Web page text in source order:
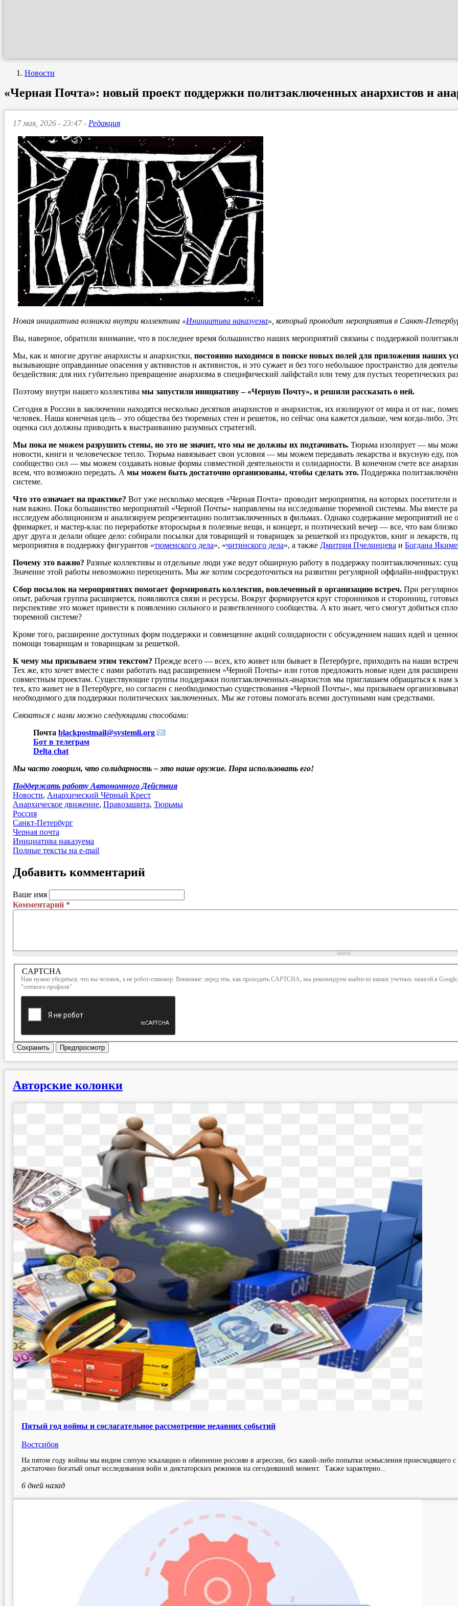
Новости
«Черная Почта»: новый проект поддержки политзаключенных анархистов и
17 мая, 2026 - 23:47 - Редакция
Новая инициатива возникла внутри коллектива «Инициатива наказуема», который проводит мероприятия в Санкт-
Вы, наверное, обратили внимание, что в последнее время большинство наших мероприятий связаны с поддержкой
Мы, как и многие другие анархисты и анархистки, постоянно находимся в поиске новых полей для приложения наших
вызывающие оправданные опасения у активистов и активисток, и это сужает и без того небольшое пространство для
бездействия: для них губительно превращение анархизма в специфический лайфстайл или тему для пустых теоретических
Поэтому внутри нашего коллектива мы запустили инициативу – «Черную Почту», и решили рассказать о ней.
Сегодня в России в заключении находятся несколько десятков анархистов и анархисток, их изолируют от мира и от нас,
человек. Наша конечная цель – это общества без тюремных стен и решеток, но сейчас она кажется дальше, чем когда-либо.
оценка сил должны приводить к выстраиванию разумных стратегий.
Мы пока не можем разрушить стены, но это не значит, что мы не должны их подтачивать. Тюрьма изолирует — мы
новости, книги и человеческое тепло. Тюрьма навязывает свои условия — мы можем передавать лекарства и вкусную еду,
сообщество сил — мы можем создавать новые формы совместной деятельности и солидарности. В конечном счете все
всем, что возможно передать. А мы можем быть достаточно организованы, чтобы сделать это. Поддержка
системе.
Что это означает на практике? Вот уже несколько месяцев «Черная Почта» проводит мероприятия, на которых посетители
нам важно. Пока большинство мероприятий «Черной Почты» направлены на исследование тюремной системы. Мы вместе
исследуем аболиционизм и анализируем репрезентацию политзаключенных в фильмах. Однако содержание мероприятий не
фримаркет, и мастер-клас по переработке второсырья в полезные вещи, и концерт, и поэтический вечер — все, что вам
друг друга и делали общее дело: собирали посылки для товарищей и товарищек за решеткой из продуктов, книг и лекарств,
мероприятия в поддержку фигурантов «тюменского дела», «читинского дела», а также Дмитрия Пчелинцева и Богдана
Почему это важно? Разные коллективы и отдельные люди уже ведут обширную работу в поддержку политзаключенных:
Значение этой работы невозможно переоценить. Мы же хотим сосредоточиться на развитии регулярной оффлайн-
Сбор посылок на мероприятиях помогает формировать коллектив, вовлеченный в организацию встреч. При
опыт, рабочая группа расширяется, появляются связи и ресурсы. Вокруг формируется круг сторонников и сторонниц,
перспективе это может привести к появлению сильного и разветвленного сообщества. А кто знает, чего смогут добиться
тюремной системе?
Кроме того, расширение доступных форм поддержки и совмещение акций солидарности с обсуждением наших идей и
помощи товарищам и товарищкам за решеткой.
К чему мы призываем этим текстом? Прежде всего — всех, кто живет или бывает в Петербурге, приходить на наши
Тех же, кто хочет вместе с нами работать над расширением «Черной Почты» или готов предложить новые идеи для
совместным проектам. Существующие группы поддержки политзаключенных-анархистов мы приглашаем обращаться к
тех, кто живет не в Петербурге, но согласен с необходимостью существования «Черной Почты», мы призываем
необходимого для поддержки политических заключенных. Мы же готовы помогать всеми доступными нам средствами.
Связаться с нами можно следующими способами:
Почта blackpostmail@systemli.org
Бот в телеграм
Delta chat
Мы часто говорим, что солидарность – это наше оружие. Пора использовать его!
Поддержать работу Автономного Действия
Новости, Анархический Чёрный Крест
Анархическое движение, Правозащита, Тюрьмы
Россия
Санкт-Петербург
Черная почта
Инициатива наказуема
Полные тексты на e-mail
Добавить комментарий
Ваше имя
Комментарий *
Более
подробная
информация
о текстовых
CAPTCHA
Нам нужно убедиться, что вы человек, а не робот-спаммер. Внимание: перед тем, как проходить CAPTCHA, мы рекомендуем выйти из ваших учетных записей в
"сетевого профиля".
Сохранить Предпросмотр
Авторские колонки
Пятый год войны и сослагательное рассмотрение недавних событий
Востсибов
На пятом году войны мы видим слепую эскалацию и обвинение россиян в агрессии, без какой-либо попытки осмысления
достаточно богатый опыт исследования войн и диктаторских режимов на сегодняшний момент. Также характерно...
6 дней назад